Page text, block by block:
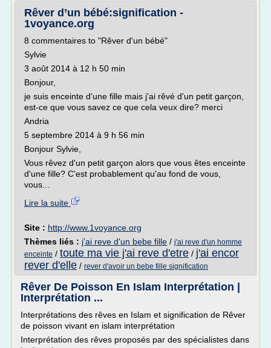
Rêver d’un bébé:signification -
1voyance.org
8 commentaires to "Rêver d'un bébé"
Sylvie
3 août 2014 à 12 h 50 min
Bonjour,
je suis enceinte d'une fille mais j'ai rêvé d'un petit garçon,
est-ce que vous savez ce que cela veux dire? merci
Andria
5 septembre 2014 à 9 h 56 min
Bonjour Sylvie,
Vous rêvez d'un petit garçon alors que vous êtes enceinte
d'une fille? C'est probablement qu'au fond de vous,
vous...
Lire la suite
Site : http://www.1voyance.org
Thèmes liés : j'ai reve d'un bebe fille / j'ai reve d'un homme
enceinte / toute ma vie j'ai reve d'etre / j'ai encor
rever d'elle / rever d'avoir un bebe fille signification
Rêver De Poisson En Islam Interprétation |
Interprétation ...
Interprétations des rêves en Islam et signification de Rêver
de poisson vivant en islam interprétation
Interprétation des rêves proposés par des spécialistes dans